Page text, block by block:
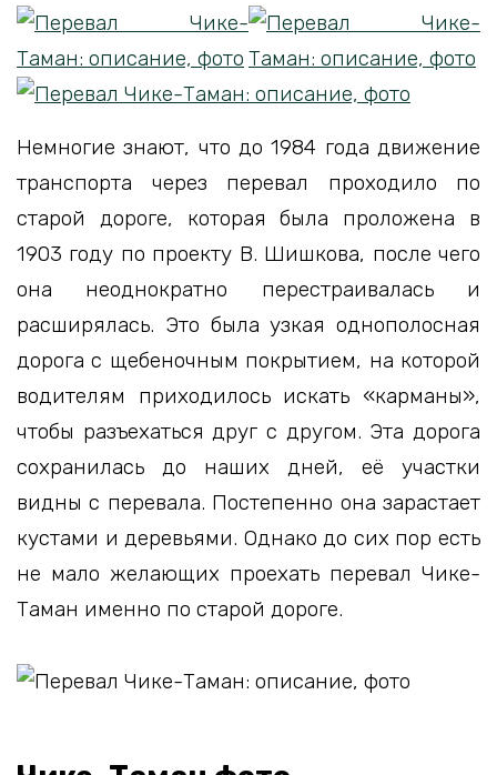
Немногие знают, что до 1984 года движение
транспорта через перевал проходило по
старой дороге, которая была проложена в
1903 году по проекту В. Шишкова, после чего
она неоднократно перестраивалась и
расширялась. Это была узкая однополосная
дорога с щебеночным покрытием, на которой
водителям приходилось искать «карманы»,
чтобы разъехаться друг с другом. Эта дорога
сохранилась до наших дней, её участки
видны с перевала. Постепенно она зарастает
кустами и деревьями. Однако до сих пор есть
не мало желающих проехать перевал Чике-
Таман именно по старой дороге.